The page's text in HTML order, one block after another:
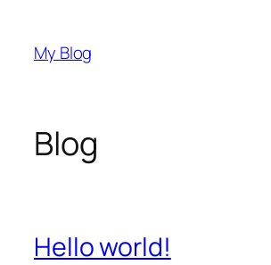
treściMy Blog
Blog
Hello world!